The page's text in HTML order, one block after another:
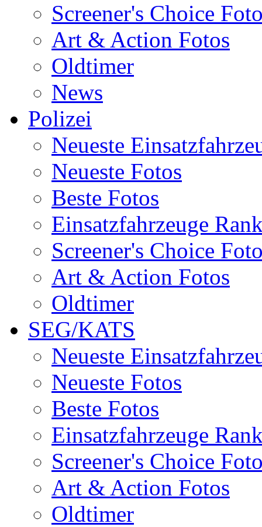
Screener's Choice
Art & Action Fotos
Oldtimer
News
Polizei
Neueste
Neueste Fotos
Beste Fotos
Einsatzfahrzeuge
Screener's Choice
Art & Action Fotos
Oldtimer
SEG/KATS
Neueste
Neueste Fotos
Beste Fotos
Einsatzfahrzeuge
Screener's Choice
Art & Action Fotos
Oldtimer